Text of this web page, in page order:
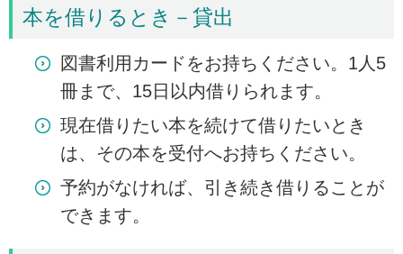
本を借りるとき－貸出
図書利用カードをお持ちください。1人5
冊まで、15日以内借りられます。
現在借りたい本を続けて借りたいとき
は、その本を受付へお持ちください。
予約がなければ、引き続き借りることが
できます。